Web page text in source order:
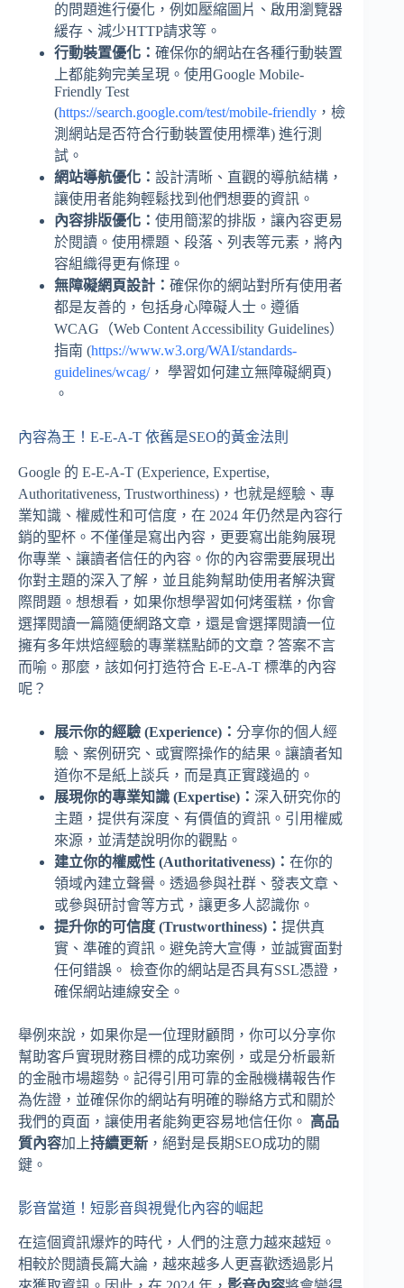
的問題進行優化，例如壓縮圖片、啟用瀏覽器
緩存、減少HTTP請求等。
行動裝置優化： 確保你的網站在各種行動裝置
上都能夠完美呈現。使用Google Mobile-
Friendly Test
(https://search.google.com/test/mobile-friendly ，檢
測網站是否符合行動裝置使用標準) 進行測
試。
網站導航優化： 設計清晰、直觀的導航結構，
讓使用者能夠輕鬆找到他們想要的資訊。
內容排版優化： 使用簡潔的排版，讓內容更易
於閱讀。使用標題、段落、列表等元素，將內
容組織得更有條理。
無障礙網頁設計： 確保你的網站對所有使用者
都是友善的，包括身心障礙人士。遵循
WCAG（Web Content Accessibility Guidelines）
指南 (https://www.w3.org/WAI/standards-
guidelines/wcag/， 學習如何建立無障礙網頁)
。
內容為王！E-E-A-T 依舊是SEO的黃金法則
Google 的 E-E-A-T (Experience, Expertise,
Authoritativeness, Trustworthiness)，也就是經驗、專
業知識、權威性和可信度，在 2024 年仍然是內容行
銷的聖杯。不僅僅是寫出內容，更要寫出能夠展現
你專業、讓讀者信任的內容。你的內容需要展現出
你對主題的深入了解，並且能夠幫助使用者解決實
際問題。想想看，如果你想學習如何烤蛋糕，你會
選擇閱讀一篇隨便網路文章，還是會選擇閱讀一位
擁有多年烘焙經驗的專業糕點師的文章？答案不言
而喻。那麼，該如何打造符合 E-E-A-T 標準的內容
呢？
展示你的經驗 (Experience)： 分享你的個人經
驗、案例研究、或實際操作的結果。讓讀者知
道你不是紙上談兵，而是真正實踐過的。
展現你的專業知識 (Expertise)： 深入研究你的
主題，提供有深度、有價值的資訊。引用權威
來源，並清楚說明你的觀點。
建立你的權威性 (Authoritativeness)： 在你的
領域內建立聲譽。透過參與社群、發表文章、
或參與研討會等方式，讓更多人認識你。
提升你的可信度 (Trustworthiness)： 提供真
實、準確的資訊。避免誇大宣傳，並誠實面對
任何錯誤。 檢查你的網站是否具有SSL憑證，
確保網站連線安全。
舉例來說，如果你是一位理財顧問，你可以分享你
幫助客戶實現財務目標的成功案例，或是分析最新
的金融市場趨勢。記得引用可靠的金融機構報告作
為佐證，並確保你的網站有明確的聯絡方式和關於
我們的頁面，讓使用者能夠更容易地信任你。 高品
質內容加上持續更新 ，絕對是長期SEO成功的關
鍵。
影音當道！短影音與視覺化內容的崛起
在這個資訊爆炸的時代，人們的注意力越來越短。
相較於閱讀長篇大論，越來越多人更喜歡透過影片